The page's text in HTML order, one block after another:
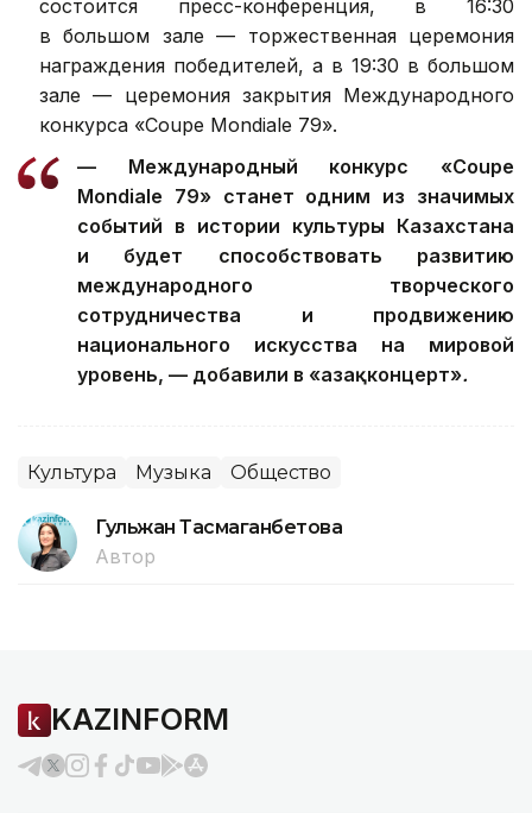
состоится пресс-конференция, в 16:30
в большом зале — торжественная церемония
награждения победителей, а в 19:30 в большом
зале — церемония закрытия Международного
конкурса «Coupe Mondiale 79».
— Международный конкурс «Coupe
Mondiale 79» станет одним из значимых
событий в истории культуры Казахстана
и будет способствовать развитию
международного творческого
сотрудничества и продвижению
национального искусства на мировой
уровень, — добавили в «Қазақконцерт».
Культура Музыка Общество
Гульжан Тасмаганбетова
Автор
KAZINFORM